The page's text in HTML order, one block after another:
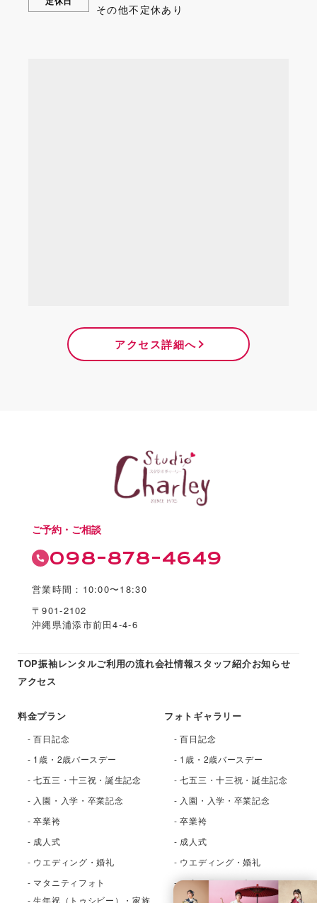
その他不定休あり
アクセス詳細へ
ご予約・ご相談
098-878-4649
営業時間：10:00〜18:30
〒901-2102
沖縄県浦添市前田4-4-6
TOP振袖レンタルご利用の流れ会社情報スタッフ紹介お知らせ
アクセス
料金プラン
- 百日記念
- 1歳・2歳バースデー
- 七五三・十三祝・誕生記念
- 入園・入学・卒業記念
- 卒業袴
- 成人式
- ウエディング・婚礼
- マタニティフォト
- 生年祝（トゥシビー）・家族
フォトギャラリー
- 百日記念
- 1歳・2歳バースデー
- 七五三・十三祝・誕生記念
- 入園・入学・卒業記念
- 卒業袴
- 成人式
- ウエディング・婚礼
- マタニティフォト
- 生年祝（トゥシビー）・家族